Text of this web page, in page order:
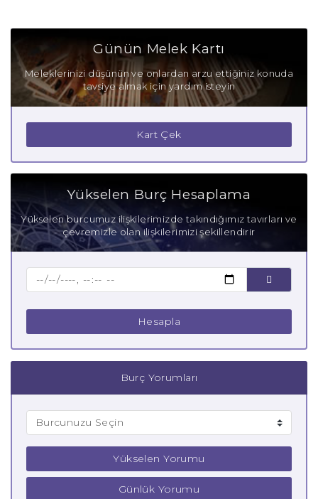
Günün Melek Kartı
Meleklerinizi düşünün ve onlardan arzu ettiğiniz konuda
tavsiye almak için yardım isteyin
Kart Çek
Yükselen Burç Hesaplama
Yükselen burcumuz ilişkilerimizde takındığımız tavırları ve
çevremizle olan ilişkilerimizi şekillendirir
Hesapla
Burç Yorumları
Yükselen Yorumu
Günlük Yorumu